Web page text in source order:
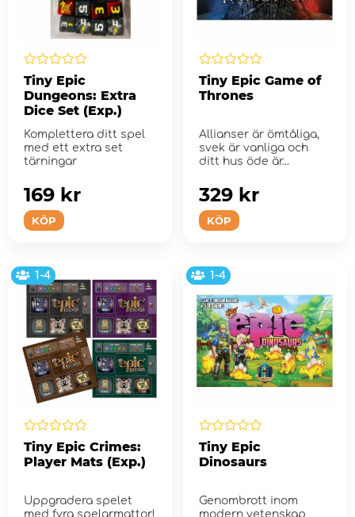
Tiny Epic
Dungeons: Extra
Dice Set (Exp.)
Komplettera ditt spel
med ett extra set
tärningar
KÖP
169 kr
Tiny Epic Game of
Thrones
Allianser är ömtåliga,
svek är vanliga och
ditt hus öde är...
KÖP
329 kr
1-4
Tiny Epic Crimes:
Player Mats (Exp.)
Uppgradera spelet
med fyra spelarmattor!
1-4
Tiny Epic
Dinosaurs
Genombrott inom
modern vetenskap